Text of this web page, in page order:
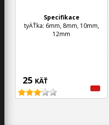
25 KÄŤ
Specifikace
tyÄŤka: 6mm, 8mm, 10mm,
12mm